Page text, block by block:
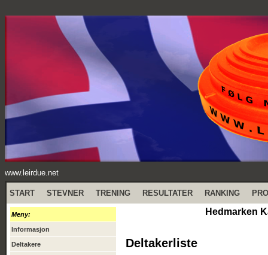
www.leirdue.net
START STEVNER TRENING RESULTATER RANKING
Meny:
Informasjon
Deltakere
Hedmarken
Deltakerliste